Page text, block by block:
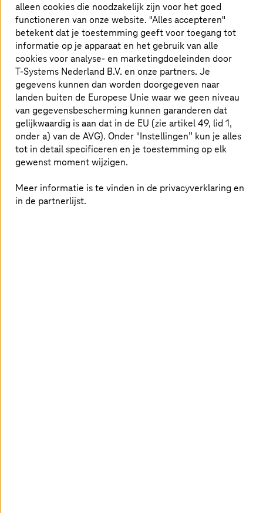
leverancier over de ervaring en expertise om dit
project uit te voeren. Dit is te danken aan meer
dan 1000 SAP-transformatieprojecten die
jaarlijks voor meer dan 600 klanten wereldwijd
in alle sectoren worden uitgevoerd.
Wat lees je in deze whitepaper?
Hoe lukt het onze klanten om met behulp van SAP-
oplossingen te innoveren?
Heeft het zin om naar SAP S/4HANA te migreren?
Wat zijn de best practices voor SAP S/4HANA
migraties?
alleen cookies die noodzakelijk zijn voor het goed
functioneren van onze website. "Alles accepteren"
betekent dat je toestemming geeft voor toegang tot
informatie op je apparaat en het gebruik van alle
cookies voor analyse- en marketingdoeleinden door
T-Systems Nederland B.V. en onze partners. Je
gegevens kunnen dan worden doorgegeven naar
landen buiten de Europese Unie waar we geen niveau
van gegevensbescherming kunnen garanderen dat
gelijkwaardig is aan dat in de EU (zie artikel 49, lid 1,
onder a) van de AVG). Onder "Instellingen” kun je alles
tot in detail specificeren en je toestemming op elk
gewenst moment wijzigen.
Meer informatie is te vinden in de privacyverklaring en
in de partnerlijst.